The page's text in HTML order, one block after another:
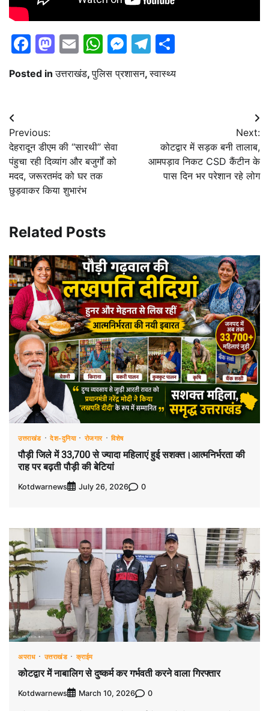
Facebook
Mastodon
EmailWhatsApp
Messenger
Telegram
Posted inउत्तराखंड,पुलिस प्रशासन,स्वास्थ्य
Post
navigation
Previous:
देहरादून डीएम की ‘‘सारथी’’ सेवा
पंहुचा रही दिव्यांग और बजुर्गों को
मदद, जरूरतमंद को घर तक
छुड़वाकर किया शुभारंभ
Next:
कोटद्वार में सड़क बनी तालाब,
आमपड़ाव निकट CSD कैंटीन के
पास दिन भर परेशान रहे लोग
Related Posts
उत्तराखंड देश-दुनिया रोजगार विशेष
पौड़ी जिले में 33,700 से ज्यादा महिलाएं हुई सशक्त।आत्मनिर्भरता की
राह पर बढ़ती पौड़ी की बेटियां
Kotdwarnews July 26, 2026 0
अपराध उत्तराखंड क्राईम
कोटद्वार में नाबालिग से दुष्कर्म कर गर्भवती करने वाला गिरफ्तार
Kotdwarnews March 10, 2026 0